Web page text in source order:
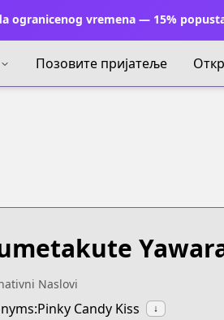
ogranicenog vremena — 15%
Позовите пријатеље
Naslovi
Candy Kiss ↓